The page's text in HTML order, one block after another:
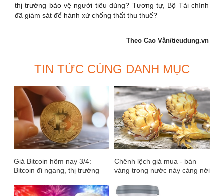
thị trường bảo vệ người tiêu dùng? Tương tự, Bộ Tài chính
đã giám sát để hành xử chống thất thu thuế?
Theo Cao Văn/tieudung.vn
TIN TỨC CÙNG DANH MỤC
Giá Bitcoin hôm nay 3/4:
Bitcoin đi ngang, thị trường
Chênh lệch giá mua - bán
vàng trong nước này càng nới